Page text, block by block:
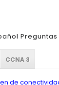
CCNA 3
de